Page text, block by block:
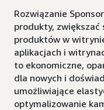
Rozwiązanie
produkty, zwiększać
produktów w
aplikacjach i
to ekonomiczne,
dla nowych i
umożliwiające
optymalizowanie